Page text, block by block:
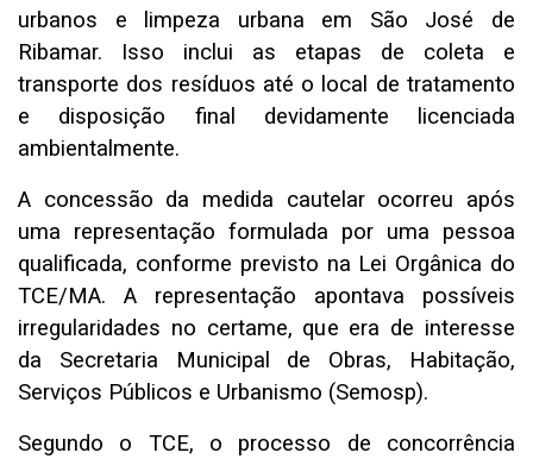
urbanos e limpeza urbana em São José de
Ribamar. Isso inclui as etapas de coleta e
transporte dos resíduos até o local de tratamento
e disposição final devidamente licenciada
ambientalmente.
A concessão da medida cautelar ocorreu após
uma representação formulada por uma pessoa
qualificada, conforme previsto na Lei Orgânica do
TCE/MA. A representação apontava possíveis
irregularidades no certame, que era de interesse
da Secretaria Municipal de Obras, Habitação,
Serviços Públicos e Urbanismo (Semosp).
Segundo o TCE, o processo de concorrência